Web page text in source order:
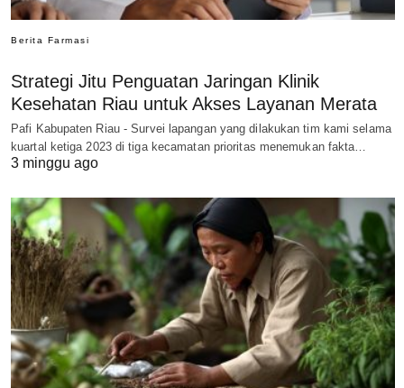
Berita Farmasi
Strategi Jitu Penguatan Jaringan Klinik
Kesehatan Riau untuk Akses Layanan Merata
Pafi Kabupaten Riau - Survei lapangan yang dilakukan tim kami selama
kuartal ketiga 2023 di tiga kecamatan prioritas menemukan fakta…
3 minggu ago